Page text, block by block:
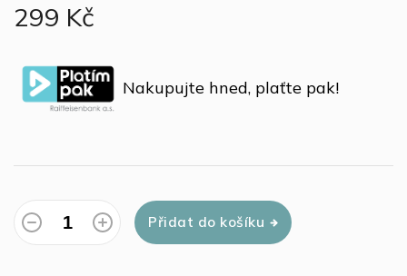
299 Kč
cena:
Nakupujte hned, plaťte pak!
Přidat do košíku